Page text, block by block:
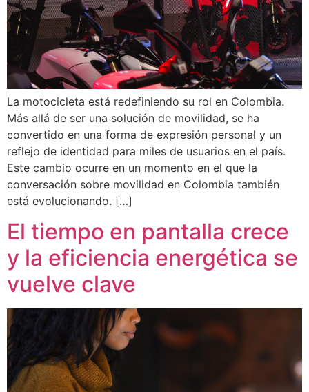
La motocicleta está redefiniendo su rol en Colombia.
Más allá de ser una solución de movilidad, se ha
convertido en una forma de expresión personal y un
reflejo de identidad para miles de usuarios en el país.
Este cambio ocurre en un momento en el que la
conversación sobre movilidad en Colombia también
está evolucionando. […]
El tiempo en pantalla crece
y la eficiencia energética se
vuelve clave